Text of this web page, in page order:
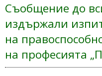
Съобщение до
издържали
на
на професията